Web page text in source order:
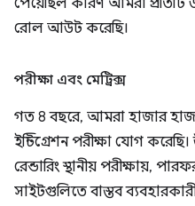
রোল আউট করেছি।
পরীক্ষা এবং মেট্রিক্স
গত 8 বছরে, আমরা হাজার
ইন্টিগ্রেশন পরীক্ষা যোগ
রেন্ডারিং স্থানীয় পরীক্ষায়,
সাইটগুলিতে বাস্তব